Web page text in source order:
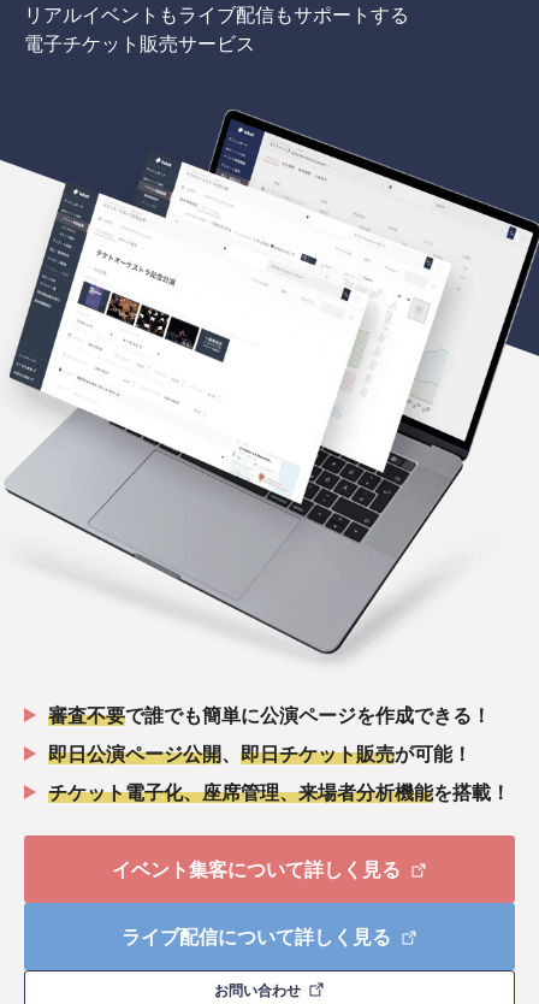
リアルイベントもライブ配信もサポートする
電子チケット販売サービス
審査不要で誰でも簡単に公演ページを作成できる！
即日公演ページ公開
即日チケット販売が可能！
チケット電子化、座席管理、来場者分析機能を搭載！
イベント集客について詳しく見る
ライブ配信について詳しく見る
お問い合わせ